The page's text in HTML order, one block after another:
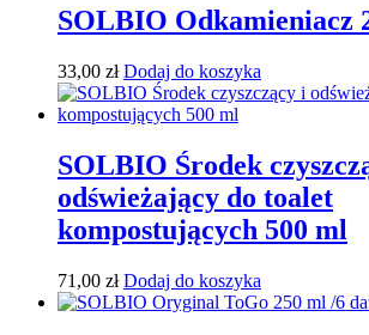
SOLBIO Odkamieniacz
33,00 zł Dodaj do koszyka
SOLBIO Środek
odświeżający do toalet
kompostujących 500 ml
71,00 zł Dodaj do koszyka